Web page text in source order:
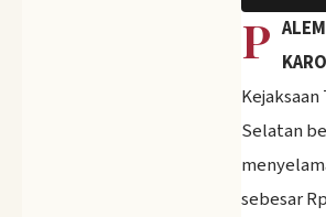
P
Selatan
sebesar